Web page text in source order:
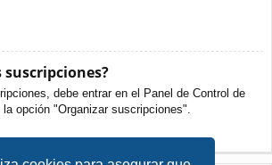
debe entrar en el Panel de Control de
opción "Organizar suscripciones".